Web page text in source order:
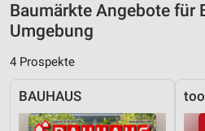
Baumärkte Angebote für
Umgebung
4 Prospekte
BAUHAUS
Verwendung genauer
Geräte anhand von aktiv
Informationen identifizieren
Nicht-IAB-Verarbeitungszwecke:
Notwendig